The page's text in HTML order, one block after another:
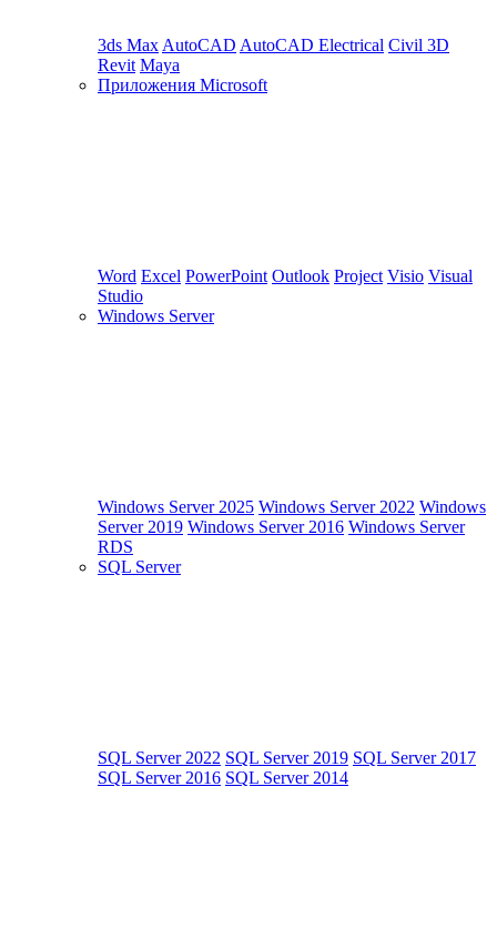
3ds Max AutoCAD AutoCAD Electrical Civil 3D
Revit Maya
Приложения Microsoft
Word Excel PowerPoint Outlook Project Visio Visual
Studio
Windows Server
Windows Server 2025 Windows Server 2022 Windows
Server 2019 Windows Server 2016 Windows Server
RDS
SQL Server
SQL Server 2022 SQL Server 2019 SQL Server 2017
SQL Server 2016 SQL Server 2014